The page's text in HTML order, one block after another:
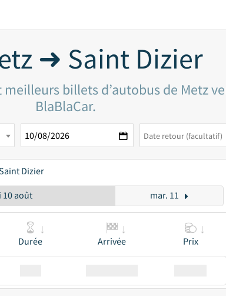
➜ Saint Dizier
billets d’autobus de Metz
BlaBlaCar.
Dizier
10 août mar. 11
Durée Arrivée Prix